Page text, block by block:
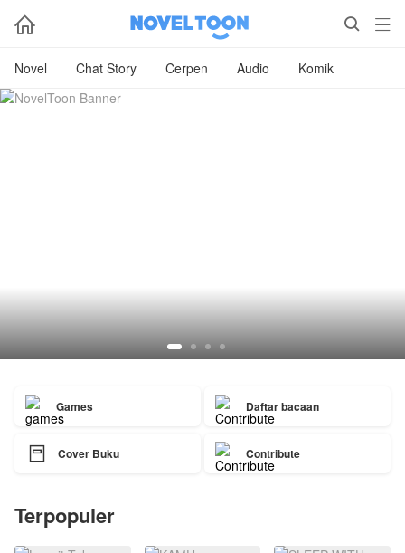
  
Novel Chat Story Cerpen Audio Komik
Games Daftar bacaan
 Cover Buku Contribute
Terpopuler